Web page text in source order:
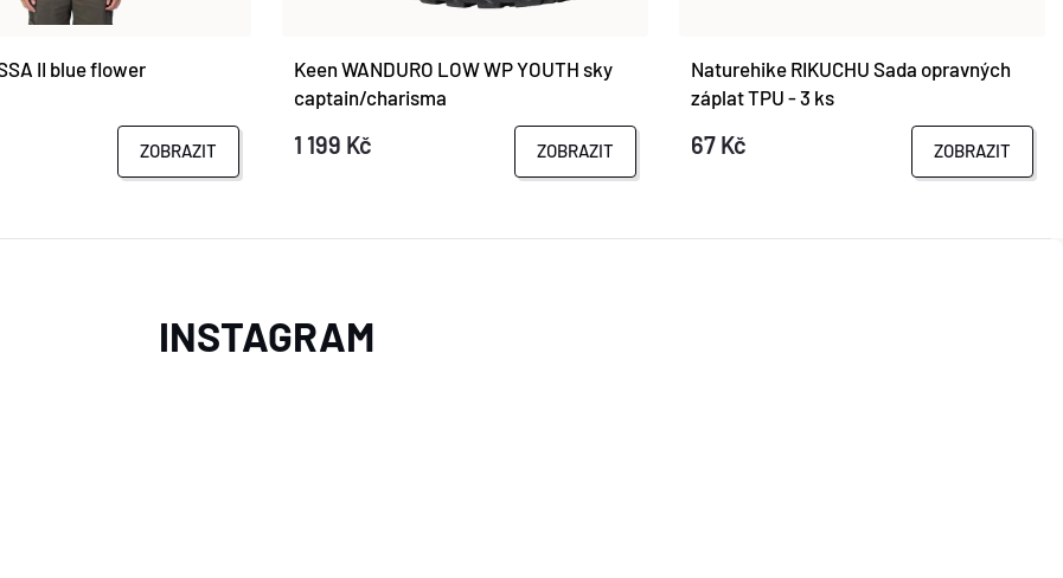
II blue flower
ZOBRAZIT
Keen WANDURO LOW WP YOUTH sky
captain/charisma
1 199 Kč ZOBRAZIT
Naturehike RIKUCHU Sada opravných
záplat TPU - 3 ks
67 Kč ZOBRAZIT
INSTAGRAM